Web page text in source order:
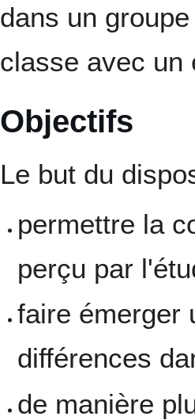
dans un
classe avec un
Objectifs
Le but du
permettre la
perçu par
faire émerger
différences
de manière